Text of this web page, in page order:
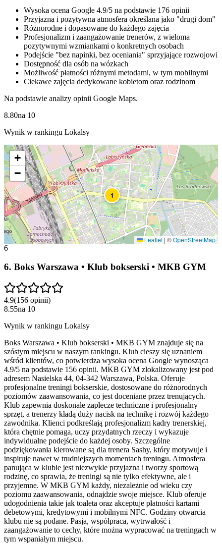
Wysoka ocena Google 4.9/5 na podstawie 176 opinii
Przyjazna i pozytywna atmosfera określana jako "drugi dom"
Różnorodne i dopasowane do każdego zajęcia
Profesjonalizm i zaangażowanie trenerów, z wieloma
pozytywnymi wzmiankami o konkretnych osobach
Podejście "bez napinki, bez oceniania" sprzyjające rozwojowi
Dostępność dla osób na wózkach
Możliwość płatności różnymi metodami, w tym mobilnymi
Ciekawe zajęcia dedykowane kobietom oraz rodzinom
Na podstawie analizy opinii Google Maps.
8.80na 10
Wynik w rankingu Lokalsy
1
+
−
Leaflet | ©OpenStreetMap
6
6. Boks Warszawa • Klub bokserski • MKB GYM
4.9(156 opinii)
8.55na 10
Wynik w rankingu Lokalsy
Boks Warszawa • Klub bokserski • MKB GYM znajduje się na
szóstym miejscu w naszym rankingu. Klub cieszy się uznaniem
wśród klientów, co potwierdza wysoka ocena Google wynosząca
4.9/5 na podstawie 156 opinii. MKB GYM zlokalizowany jest pod
adresem Nasielska 44, 04-342 Warszawa, Polska. Oferuje
profesjonalne treningi bokserskie, dostosowane do różnorodnych
poziomów zaawansowania, co jest doceniane przez trenujących.
Klub zapewnia doskonałe zaplecze techniczne i profesjonalny
sprzęt, a trenerzy kładą duży nacisk na technikę i rozwój każdego
zawodnika. Klienci podkreślają profesjonalizm kadry trenerskiej,
która chętnie pomaga, uczy przydatnych rzeczy i wykazuje
indywidualne podejście do każdej osoby. Szczególne
podziękowania kierowane są dla trenera Sashy, który motywuje i
inspiruje nawet w trudniejszych momentach treningu. Atmosfera
panująca w klubie jest niezwykle przyjazna i tworzy sportową
rodzinę, co sprawia, że treningi są nie tylko efektywne, ale i
przyjemne. W MKB GYM każdy, niezależnie od wieku czy
poziomu zaawansowania, odnajdzie swoje miejsce. Klub oferuje
udogodnienia takie jak toaleta oraz akceptuje płatności kartami
debetowymi, kredytowymi i mobilnymi NFC. Godziny otwarcia
klubu nie są podane. Pasja, współpraca, wytrwałość i
zaangażowanie to cechy, które można wypracować na treningach w
tym wspaniałym miejscu.